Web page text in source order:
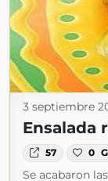
3 septiembre
Ensalada
57 0
Se acabaron